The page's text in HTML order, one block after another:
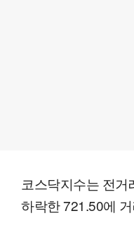
코스닥지수는 전
하락한 721.50에